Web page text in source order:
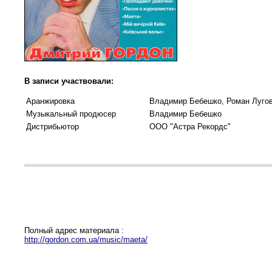
В записи участвовали:
Аранжировка
Владимир Бебешко, Роман
Музыкальный продюсер
Владимир Бебешко
Дистрибьютор
ООО "Астра Рекордс"
Полный адрес материала :
http://gordon.com.ua/music/maeta/